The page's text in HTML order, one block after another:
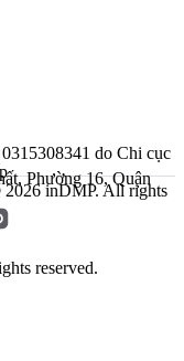
Phường 16, Quận
do Chi cục
inDMP. All rights
reserved.